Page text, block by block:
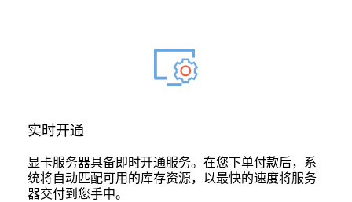
实时开通
显卡服务器具备即时开通服务。在您下单付款后，系
统将自动匹配可用的库存资源，以最快的速度将服务
器交付到您手中。